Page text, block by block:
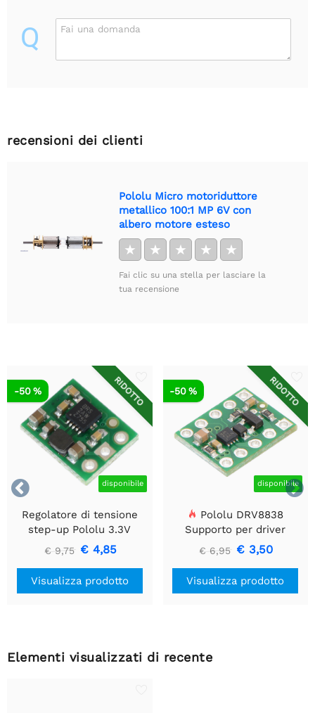
Q Fai una domanda
recensioni dei clienti
Pololu Micro motoriduttore
metallico 100:1 MP 6V con
albero motore esteso
★ ★ ★ ★ ★
Fai clic su una stella per lasciare la
tua recensione


RIDOTTO
disponibile
-50 %
Regolatore di tensione
step-up Pololu 3.3V
U1V10F3
€ 9,75 € 4,85
Visualizza prodotto
RIDOTTO
disponibile
-50 %
Pololu DRV8838
Supporto per driver
motore CC a spazzola
singola
€ 6,95 € 3,50
Visualizza prodotto
Elementi visualizzati di recente